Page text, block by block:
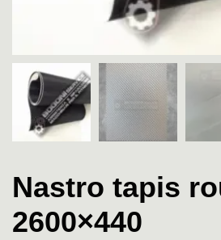
Nastro tapis
2600×440